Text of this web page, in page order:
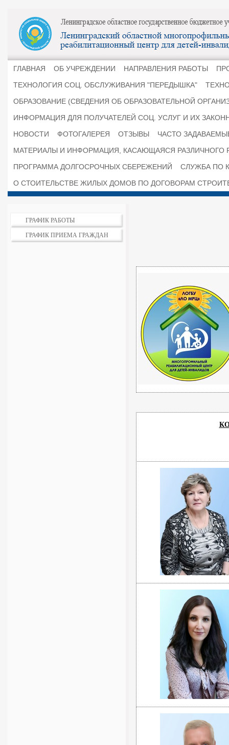
ГЛАВНАЯ ОБ УЧРЕЖДЕНИИ НАПРАВЛЕНИЯ РАБОТЫ
ТЕХНОЛОГИЯ СОЦ. ОБСЛУЖИВАНИЯ "ПЕРЕДЫШКА"
ОБРАЗОВАНИЕ (СВЕДЕНИЯ ОБ ОБРАЗОВАТЕЛЬНОЙ
ИНФОРМАЦИЯ ДЛЯ ПОЛУЧАТЕЛЕЙ СОЦ. УСЛУГ И ИХ
НОВОСТИ
ФОТОГАЛЕРЕЯ ОТЗЫВЫ
ЧАСТО
МАТЕРИАЛЫ И ИНФОРМАЦИЯ, КАСАЮЩАЯСЯ РАЗЛИЧНОГО
ПРОГРАММА ДОЛГОСРОЧНЫХ СБЕРЕЖЕНИЙ
СЛУЖБА ПО
О СТОИТЕЛЬСТВЕ ЖИЛЫХ ДОМОВ ПО ДОГОВОРАМ
ГРАФИК РАБОТЫ
ГРАФИК ПРИЕМА ГРАЖДАН